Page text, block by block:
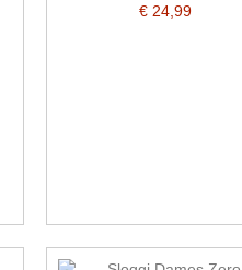
€ 24,99